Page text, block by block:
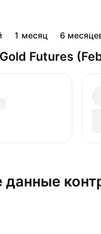
1 месяц 6
Futures